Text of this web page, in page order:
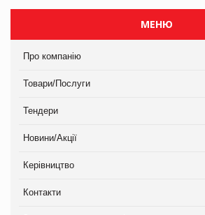
МЕНЮ
Про компанію
Товари/Послуги
Тендери
Новини/Акції
Керівництво
Контакти